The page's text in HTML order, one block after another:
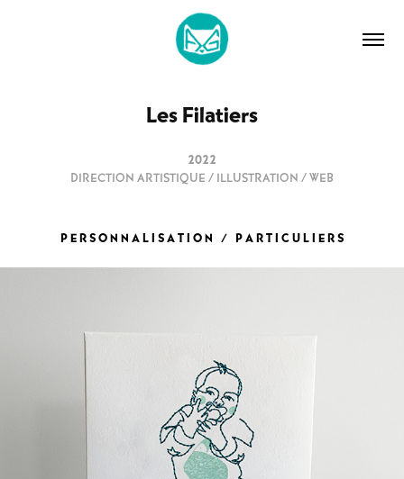
Les Filatiers
2022
DIRECTION ARTISTIQUE / ILLUSTRATION / WEB
P E RS O N N A L I S A T I O N / P A R T I C U L I E R S